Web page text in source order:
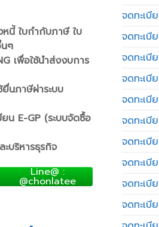
นี้ ใบกำกับภาษี ใบ
ๆ
เพื่อใช้นำส่งงบการ
นภาษีผ่าระบบ
น E-GP (ระบบจัดซื้อ
บริหารธุรกิจ
Line@ :
@chonlatee
จดทะเบี
จดทะเบี
จดทะเบี
จดทะเบี
จดทะเบี
จดทะเบี
จดทะเบี
จดทะเบี
จดทะเ
จดทะเบี